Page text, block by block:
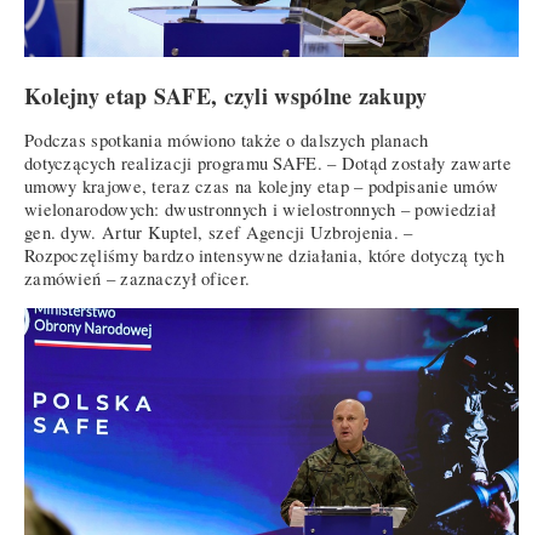
Kolejny etap SAFE, czyli wspólne zakupy
Podczas spotkania mówiono także o dalszych planach
dotyczących realizacji programu SAFE. – Dotąd zostały zawarte
umowy krajowe, teraz czas na kolejny etap – podpisanie umów
wielonarodowych: dwustronnych i wielostronnych – powiedział
gen. dyw. Artur Kuptel, szef Agencji Uzbrojenia. –
Rozpoczęliśmy bardzo intensywne działania, które dotyczą tych
zamówień – zaznaczył oficer.